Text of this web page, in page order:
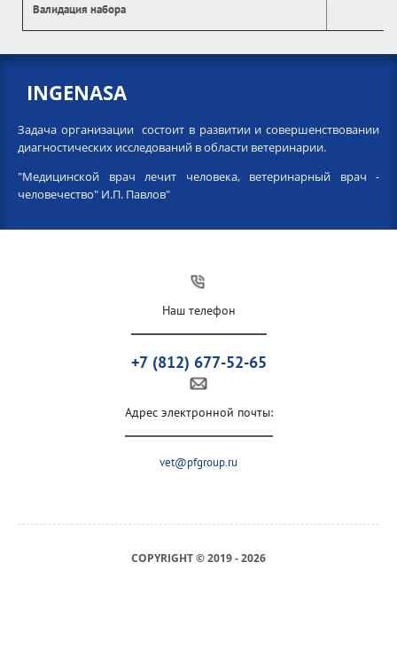
INGENASA
Задача организации состоит в развитии и совершенствовании
диагностических исследований в области ветеринарии.
"Медицинской врач лечит человека, ветеринарный врач -
человечество" И.П. Павлов"
Валидация набора
Наш телефон
+7 (812) 677-52-65
Адрес электронной почты:
vet@pfgroup.ru
COPYRIGHT © 2019 - 2026